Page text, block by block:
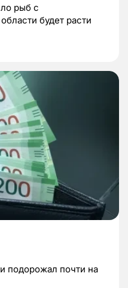
рыб с
будет расти
подорожал почти на